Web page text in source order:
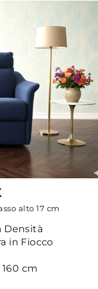
alto 17 cm
Densità
in Fiocco
cm